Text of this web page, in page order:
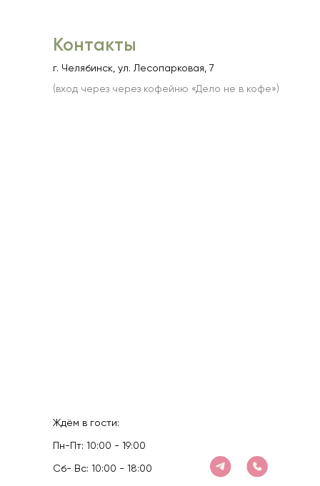
Контакты
Ждём в гости:
Пн-Пт: 10:00 - 19:00
Cб- Вс: 10:00 - 18:00
г. Челябинск, ул. Лесопарковая, 7
(вход через через кофейню «Дело не в кофе»)